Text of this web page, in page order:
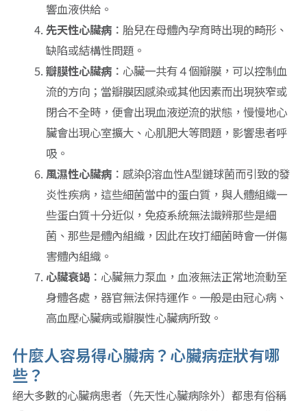
響血液供給。
先天性心臟病 ：胎兒在母體內孕育時出現的畸形、
缺陷或結構性問題。
瓣膜性心臟病 ：心臟一共有４個瓣膜，可以控制血
流的方向；當瓣膜因感染或其他因素而出現狹窄或
閉合不全時，便會出現血液逆流的狀態，慢慢地心
臟會出現心室擴大、心肌肥大等問題，影響患者呼
吸。
風濕性心臟病 ：感染β溶血性A型鏈球菌而引致的發
炎性疾病，這些細菌當中的蛋白質，與人體組織一
些蛋白質十分近似，免疫系統無法識辨那些是細
菌、那些是體內組織，因此在玫打細菌時會一併傷
害體內組織。
心臟衰竭 ：心臟無力泵血，血液無法正常地流動至
身體各處，器官無法保持運作。一般是由冠心病、
高血壓心臟病或瓣膜性心臟病所致。
什麼人容易得心臟病？心臟病症狀有哪
些？
絕大多數的心臟病患者（先天性心臟病除外）都患有俗稱